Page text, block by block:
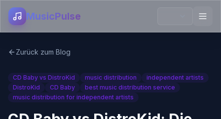
MusicPulse
Zurück zum Blog
CD Baby vs DistroKid music distribution
independent artists
DistroKid
CD Baby
best music distribution service
music distribution for independent artists